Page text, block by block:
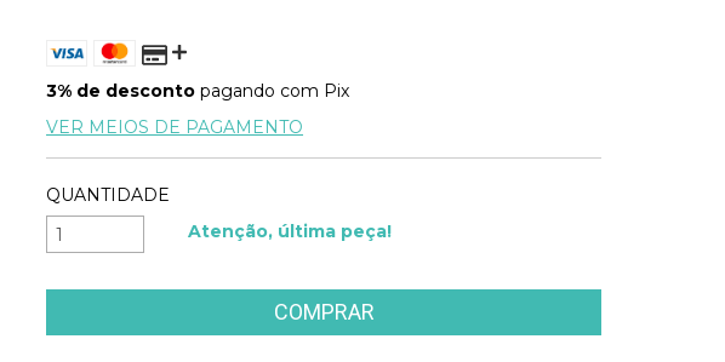
3% de desconto pagando com Pix
VER MEIOS DE PAGAMENTO
QUANTIDADE
Atenção, última peça!